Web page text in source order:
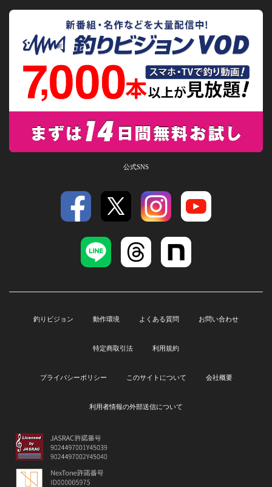
公式SNS
釣りビジョン 動作環境 よくある質問 お問い合わせ
特定商取引法 利用規約
プライバシーポリシー このサイトについて 会社概要
利用者情報の外部送信について